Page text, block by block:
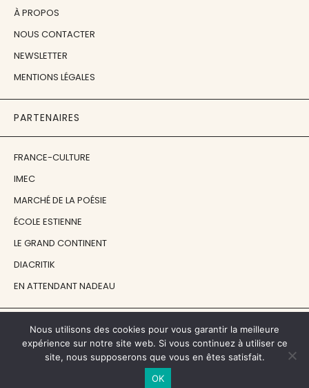
À PROPOS
NOUS CONTACTER
NEWSLETTER
MENTIONS LÉGALES
PARTENAIRES
FRANCE-CULTURE
IMEC
MARCHÉ DE LA POÉSIE
ÉCOLE ESTIENNE
LE GRAND CONTINENT
DIACRITIK
EN ATTENDANT NADEAU
NOS SOUTIENS
CENTRE NATIONAL DU LIVRE
Nous utilisons des cookies pour vous garantir la meilleure
expérience sur notre site web. Si vous continuez à utiliser ce
site, nous supposerons que vous en êtes satisfait.
OK